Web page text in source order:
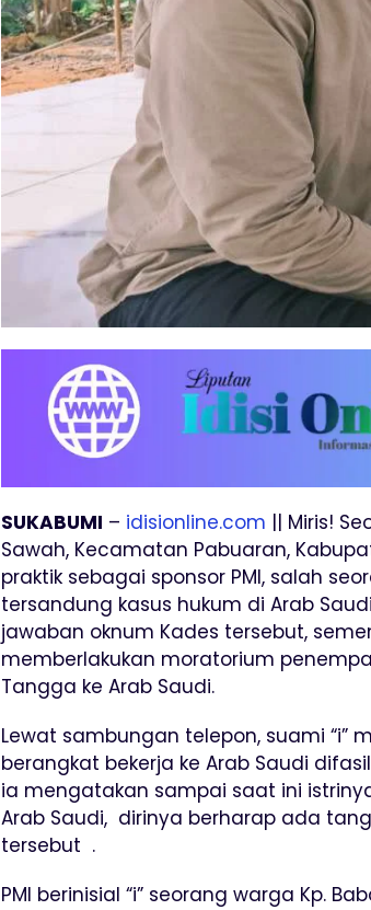
SUKABUMI – idisionline.com || Miris!
Sawah, Kecamatan Pabuaran,
praktik sebagai sponsor PMI, salah
tersandung kasus hukum di Arab
jawaban oknum Kades tersebut,
memberlakukan moratorium
Tangga ke Arab Saudi.
Lewat sambungan telepon, suami “i”
berangkat bekerja ke Arab Saudi
ia mengatakan sampai saat ini
Arab Saudi, dirinya berharap ada
tersebut .
PMI berinisial “i” seorang warga Kp.